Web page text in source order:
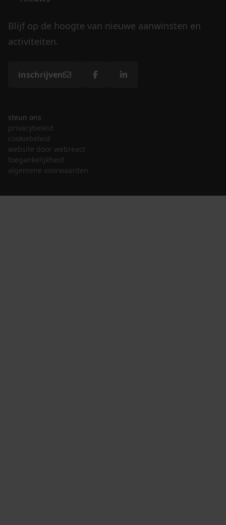
Blijf op de hoogte van nieuwe aanwinsten en
activiteiten.
inschrijven
steun ons
privacybeleid
cookiebeleid
website door webreact
toegankelijkheid
algemene voorwaarden